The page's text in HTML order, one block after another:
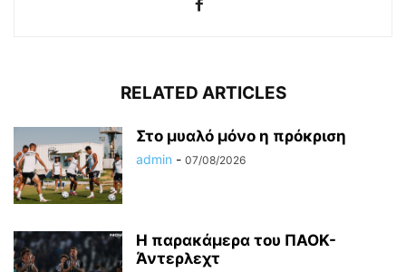
RELATED ARTICLES
Στο μυαλό μόνο η πρόκριση
admin - 07/08/2026
Η παρακάμερα του ΠΑΟΚ-
Άντερλεχτ